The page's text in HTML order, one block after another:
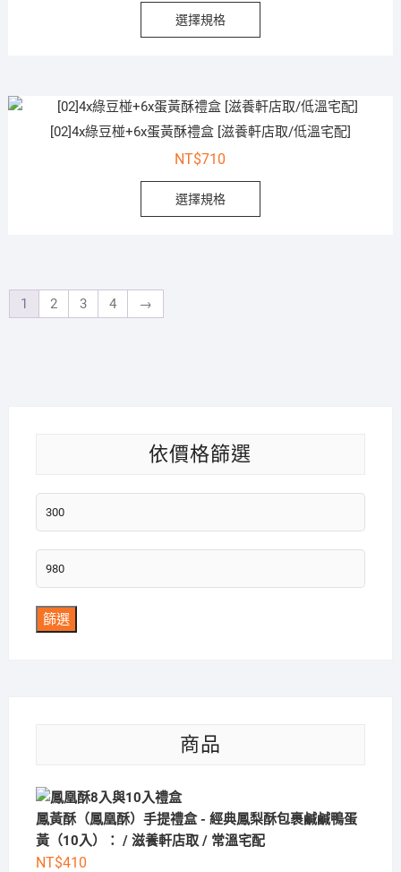
選擇規格
[02]4x綠豆椪+6x蛋黃酥禮盒 [滋養軒店取/低溫宅配]
NT$710
選擇規格
1 2 3 4 →
依價格篩選
低
格
高
價篩選
商品
鳳黃酥（鳳凰酥）手提禮盒 - 經典鳳梨酥包裹鹹鹹鴨蛋
黃（10入）： / 滋養軒店取 / 常溫宅配
NT$410